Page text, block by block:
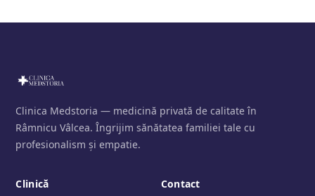
Clinica Medstoria — medicină privată de calitate în
Râmnicu Vâlcea. Îngrijim sănătatea familiei tale cu
profesionalism și empatie.
Clinică Contact